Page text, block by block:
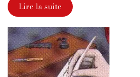
Lire la suite